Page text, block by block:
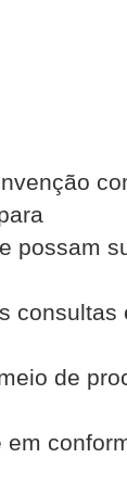
possam
de